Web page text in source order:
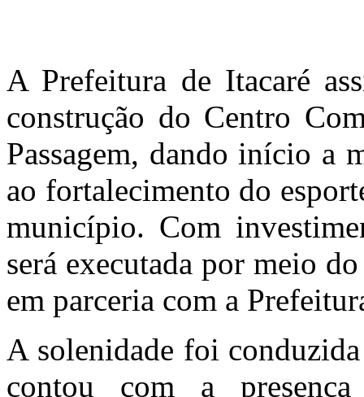
A Prefeitura de Itacaré
construção do Centro
Passagem, dando início a
ao fortalecimento do
município. Com
será executada por meio
em parceria com a
A solenidade foi
contou com a